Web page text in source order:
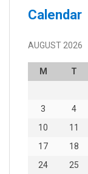
Calendar
AUGUST 2026
M T
3
4
10
11
17
18
24
25